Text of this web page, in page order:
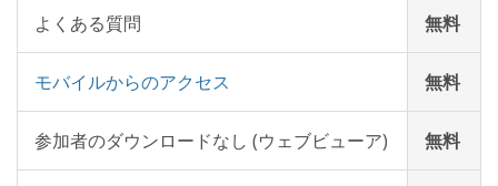
よくある質問 無料
モバイルからのアクセス 無料
参加者のダウンロードなし (ウェブビューア) 無料